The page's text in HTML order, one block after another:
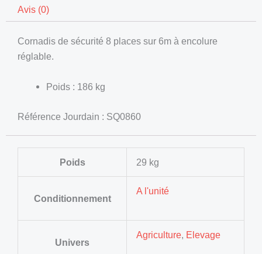
Avis (0)
Cornadis de sécurité 8 places sur 6m à encolure
réglable.
Poids : 186 kg
Référence Jourdain : SQ0860
Poids 29 kg
Conditionnement
A l'unité
Univers
Agriculture, Elevage